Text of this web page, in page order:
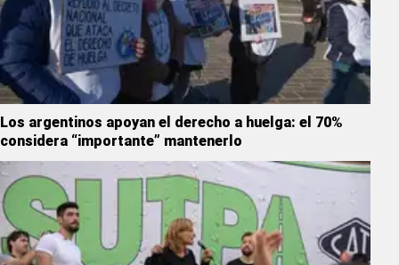
Los argentinos apoyan el derecho a huelga: el 70%
considera “importante” mantenerlo